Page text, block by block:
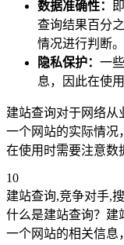
数据准确性：
查询结果百分
情况进行判断。
隐私保护： 一
息，因此在使
建站查询对于网络从
一个网站的实际情况
在使用时需要注意数
10
建站查询,竞争对手,
什么是建站查询？建
一个网站的相关信息